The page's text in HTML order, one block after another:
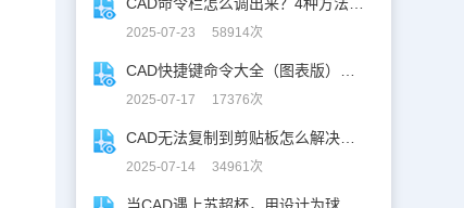
2025-07-23 58914次
2025-07-17 17376次
2025-07-14 34961次